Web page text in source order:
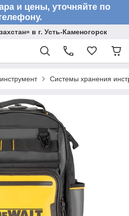
и цены, уточняйте по
в г. Усть-Каменогорск
Системы хранения